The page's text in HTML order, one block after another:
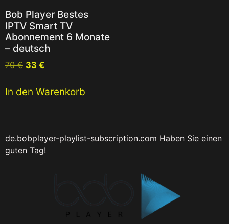
Bob Player Bestes
IPTV Smart TV
Abonnement 6 Monate
– deutsch
70€ 33 €
In den Warenkorb
de.bobplayer-playlist-subscription.com Haben Sie einen
guten Tag!